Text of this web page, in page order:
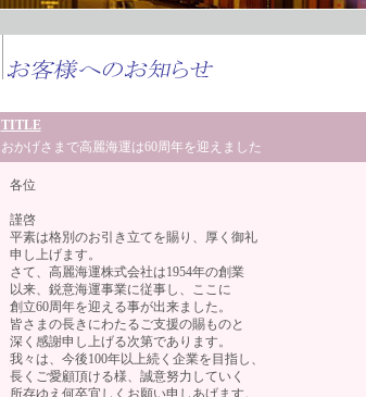
TITLE
おかげさまで高麗海運は60周年を迎えました
各位
謹啓
平素は格別のお引き立てを賜り、厚く御礼
申し上げます。
さて、高麗海運株式会社は1954年の創業
以来、鋭意海運事業に従事し、ここに
創立60周年を迎える事が出来ました。
皆さまの長きにわたるご支援の賜ものと
深く感謝申し上げる次第であります。
我々は、今後100年以上続く企業を目指し、
長くご愛顧頂ける様、誠意努力していく
所存ゆえ何卒宜しくお願い申しあげます。